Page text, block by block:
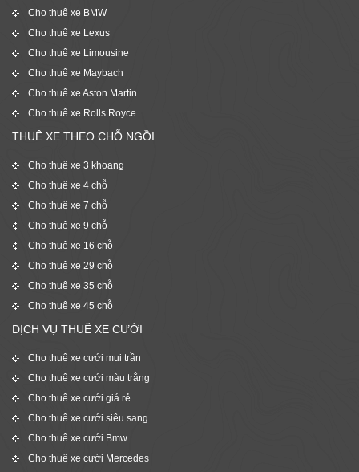
Cho thuê xe BMW
Cho thuê xe Lexus
Cho thuê xe Limousine
Cho thuê xe Maybach
Cho thuê xe Aston Martin
Cho thuê xe Rolls Royce
THUÊ XE THEO CHỖ NGỒI
Cho thuê xe 3 khoang
Cho thuê xe 4 chỗ
Cho thuê xe 7 chỗ
Cho thuê xe 9 chỗ
Cho thuê xe 16 chỗ
Cho thuê xe 29 chỗ
Cho thuê xe 35 chỗ
Cho thuê xe 45 chỗ
DỊCH VỤ THUÊ XE CƯỚI
Cho thuê xe cưới mui trần
Cho thuê xe cưới màu trắng
Cho thuê xe cưới giá rẻ
Cho thuê xe cưới siêu sang
Cho thuê xe cưới Bmw
Cho thuê xe cưới Mercedes